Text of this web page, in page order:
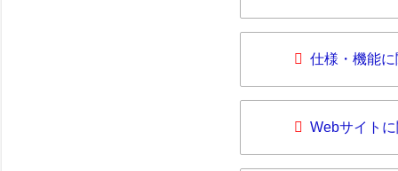
仕様・機能
Webサイト